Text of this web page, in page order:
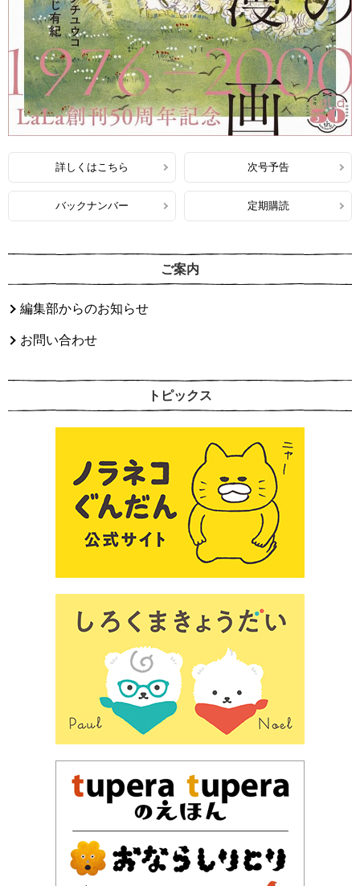
詳しくはこちら 次号予告
バックナンバー 定期購読
ご案内
編集部からのお知らせ
お問い合わせ
トピックス